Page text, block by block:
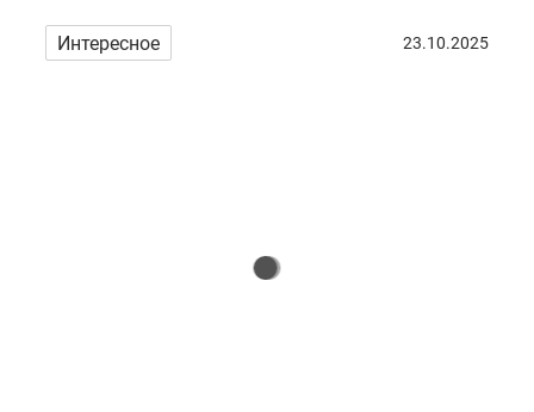
Интересное 23.10.2025